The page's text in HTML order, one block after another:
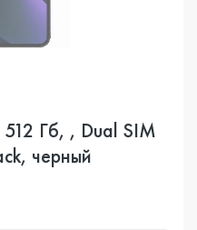
Гб, , Dual SIM
черный